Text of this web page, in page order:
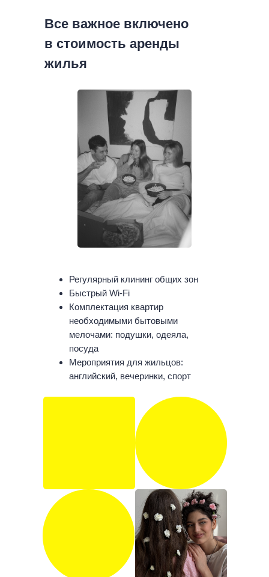
Все важное включено
в стоимость аренды
жилья
Регулярный клининг общих зон
Быстрый Wi-Fi
Комплектация квартир
необходимыми бытовыми
мелочами: подушки, одеяла,
посуда
Мероприятия для жильцов:
английский, вечеринки, спорт